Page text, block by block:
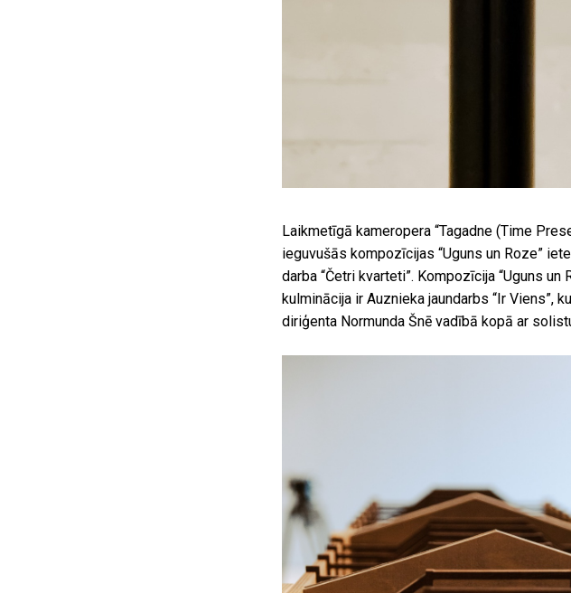
Laikmetīgā kameropera “Tagadne (Time
ieguvušās kompozīcijas “Uguns un Roze”
darba “Četri kvarteti”. Kompozīcija “Uguns
kulminācija ir Auznieka jaundarbs “Ir Viens”,
diriģenta Normunda Šnē vadībā kopā ar